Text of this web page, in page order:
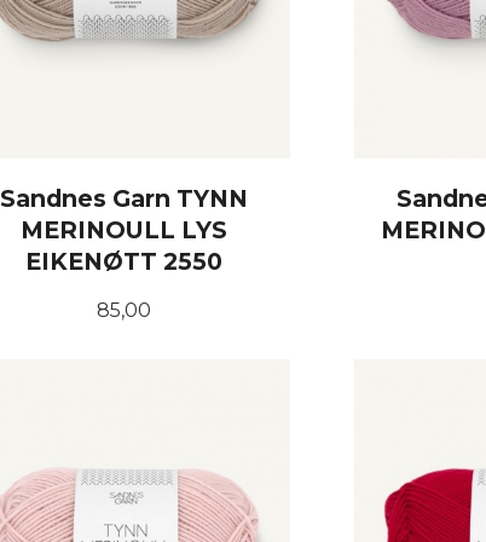
Sandnes Garn TYNN
MERINOULL LYS
EIKENØTT 2550
Pris
85,00